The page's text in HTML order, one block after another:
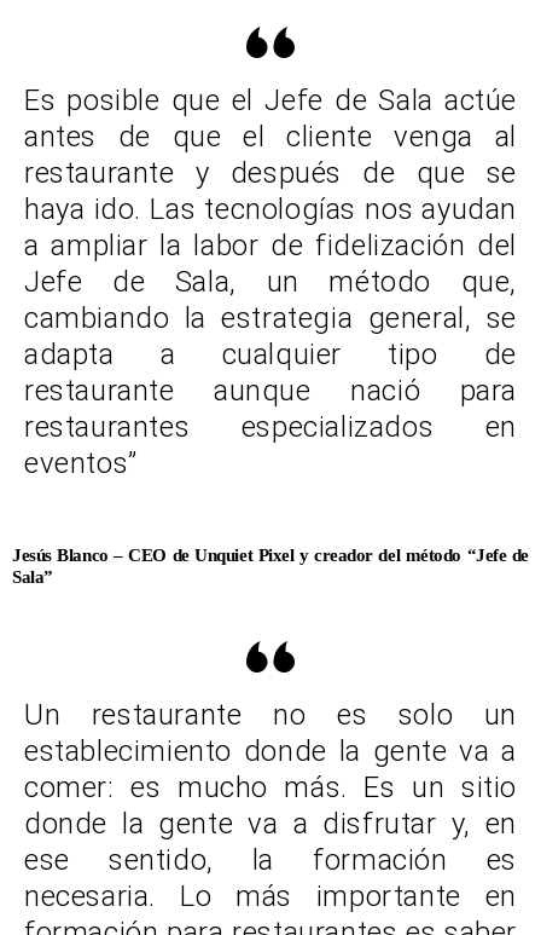
Es posible que el Jefe de Sala actúe
antes de que el cliente venga al
restaurante y después de que se
haya ido. Las tecnologías nos ayudan
a ampliar la labor de fidelización del
Jefe de Sala, un método que,
cambiando la estrategia general, se
adapta a cualquier tipo de
restaurante aunque nació para
restaurantes especializados en
eventos”
Jesús Blanco – CEO de Unquiet Pixel y creador del método “Jefe de
Sala”
Un restaurante no es solo un
establecimiento donde la gente va a
comer: es mucho más. Es un sitio
donde la gente va a disfrutar y, en
ese sentido, la formación es
necesaria. Lo más importante en